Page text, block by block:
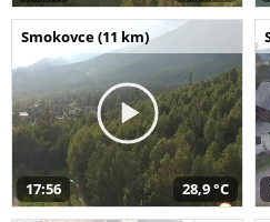
Smokovce (11 km)
17:56 28,9 °C